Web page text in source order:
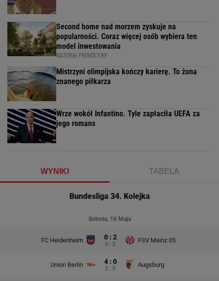
Second home nad morzem zyskuje na
popularności. Coraz więcej osób wybiera ten
model inwestowania
MATERIAŁ PROMOCYJNY
Mistrzyni olimpijska kończy karierę. To żona
znanego piłkarza
Wrze wokół Infantino. Tyle zapłaciła UEFA za
jego romans
WYNIKI TABELA
Bundesliga 34. Kolejka
Sobota, 16 Maja
FC Heidenheim 0 : 2
0 : 2
FSV Mainz 05
Union Berlin 4 : 0
2 : 0
Augsburg